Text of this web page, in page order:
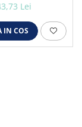
Lei
IN COS